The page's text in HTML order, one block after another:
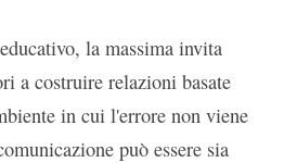
la massima invita
a costruire relazioni basate
in cui l'errore non viene
può essere sia